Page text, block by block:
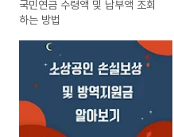
국민연금 수령액 및 납부액 조회
하는 방법